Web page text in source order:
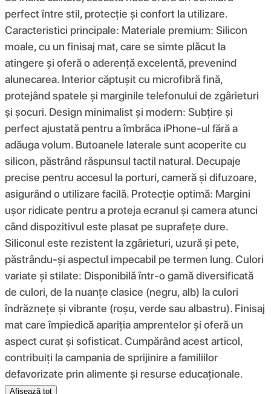
perfect între stil, protecție și confort la utilizare.
Caracteristici principale: Materiale premium: Silicon
moale, cu un finisaj mat, care se simte plăcut la
atingere și oferă o aderență excelentă, prevenind
alunecarea. Interior căptușit cu microfibră fină,
protejând spatele și marginile telefonului de zgârieturi
și șocuri. Design minimalist și modern: Subțire și
perfect ajustată pentru a îmbrăca iPhone-ul fără a
adăuga volum. Butoanele laterale sunt acoperite cu
silicon, păstrând răspunsul tactil natural. Decupaje
precise pentru accesul la porturi, cameră și difuzoare,
asigurând o utilizare facilă. Protecție optimă: Margini
ușor ridicate pentru a proteja ecranul și camera atunci
când dispozitivul este plasat pe suprafețe dure.
Siliconul este rezistent la zgârieturi, uzură și pete,
păstrându-și aspectul impecabil pe termen lung. Culori
variate și stilate: Disponibilă într-o gamă diversificată
de culori, de la nuanțe clasice (negru, alb) la culori
îndrăznețe și vibrante (roșu, verde sau albastru). Finisaj
mat care împiedică apariția amprentelor și oferă un
aspect curat și sofisticat. Cumpărând acest articol,
contribuiți la campania de sprijinire a familiilor
defavorizate prin alimente și resurse educaționale.
Afișează tot